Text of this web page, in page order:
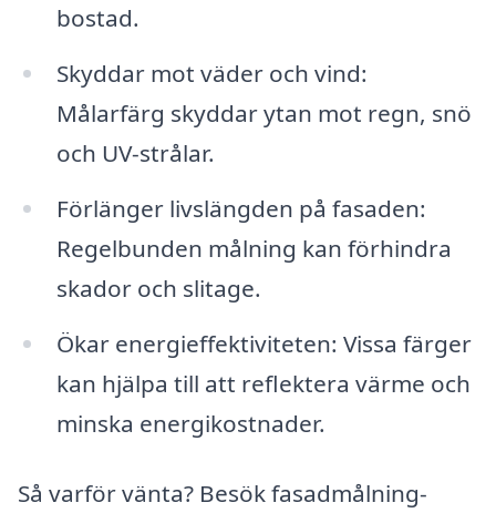
bostad.
Skyddar mot väder och vind:
Målarfärg skyddar ytan mot regn, snö
och UV-strålar.
Förlänger livslängden på fasaden:
Regelbunden målning kan förhindra
skador och slitage.
Ökar energieffektiviteten: Vissa färger
kan hjälpa till att reflektera värme och
minska energikostnader.
Så varför vänta? Besök fasadmålning-